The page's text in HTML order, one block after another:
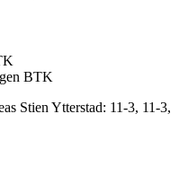
BTK
Stien Ytterstad: 11-3, 11-3,